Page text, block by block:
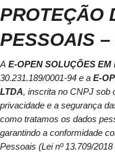
PROTEÇÃO
PESSOAIS
A E-OPEN SOLUÇÕES EM
30.231.189/0001-94 e a E-
LTDA, inscrita no CNPJ sob
privacidade e a segurança
como tratamos os dados
garantindo a conformidade
Pessoais (Lei nº 13.709/